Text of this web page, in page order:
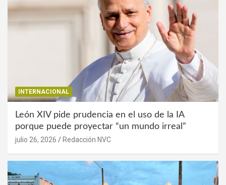
INTERNACIONAL
León XIV pide prudencia en el uso de la IA
porque puede proyectar “un mundo irreal”
julio 26, 2026 Redacción NVC